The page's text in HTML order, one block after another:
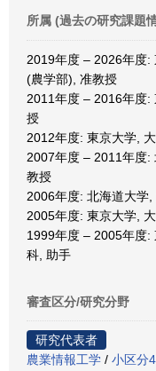
所属 (過去の研究課題
2019年度 – 2026年度:
(農学部), 准教授
2011年度 – 2016年度:
授
2012年度: 東京大学,
2007年度 – 2011年度:
教授
2006年度: 北海道大学
2005年度: 東京大学,
1999年度 – 2005年度:
科, 助手
審査区分/研究分野
研究代表者
農業情報工学 / 小区分